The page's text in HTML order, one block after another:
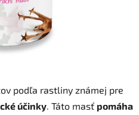
podľa rastliny známej pre
účinky. Táto masť pomáha